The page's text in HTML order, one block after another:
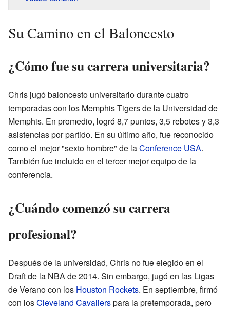
Su Camino en el Baloncesto
¿Cómo fue su carrera universitaria?
Chris jugó baloncesto universitario durante cuatro
temporadas con los Memphis Tigers de la Universidad de
Memphis. En promedio, logró 8,7 puntos, 3,5 rebotes y 3,3
asistencias por partido. En su último año, fue reconocido
como el mejor "sexto hombre" de laConference USA.
También fue incluido en el tercer mejor equipo de la
conferencia.
¿Cuándo comenzó su carrera
profesional?
Después de la universidad, Chris no fue elegido en el
Draft de la NBA de 2014. Sin embargo, jugó en las Ligas
de Verano con los Houston Rockets. En septiembre, firmó
con losCleveland Cavalierspara la pretemporada, pero